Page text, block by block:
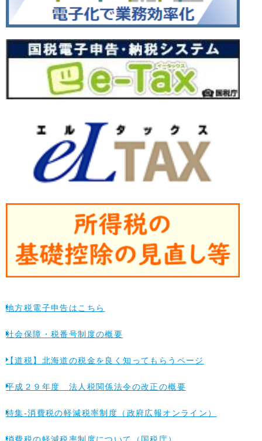
地方税電子申告はこちら
社会保障・税番号制度の概要
【道税】北海道の税金を良く知ってもらうページ
平成２９年度 法人税関係法令の改正の概要
特集-消費税の軽減税率制度（政府広報オンライン）
消費税の軽減税率制度について（国税庁）